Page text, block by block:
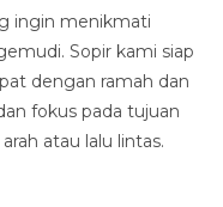
ingin menikmati
Sopir kami siap
dengan ramah dan
fokus pada tujuan
atau lalu lintas.